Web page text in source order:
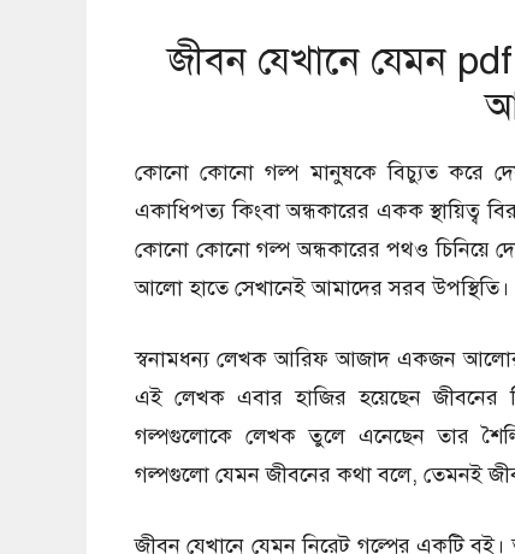
জীবন যেখানে যেমন
কোনো কোনো গল্প মানুষকে বিচ্যুত করে
একাধিপত্য কিংবা অন্ধকারের একক স্থায়িত্ব
কোনো কোনো গল্প অন্ধকারের পথও চিনিয়ে
আলো হাতে সেখানেই আমাদের সরব উপস্থিতি।
স্বনামধন্য লেখক আরিফ আজাদ একজন আলোর
এই লেখক এবার হাজির হয়েছেন জীবনের
গল্পগুলোকে লেখক তুলে এনেছেন তার
গল্পগুলো যেমন জীবনের কথা বলে, তেমনই
জীবন যেখানে যেমন নিরেট গল্পের একটি